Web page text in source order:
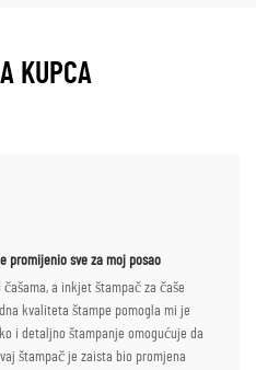
KUPCA
promijenio sve za moj posao
a inkjet štampač za čaše
kvaliteta štampe pomogla mi je
i detaljno štampanje omogućuje da
štampač je zaista bio promjena